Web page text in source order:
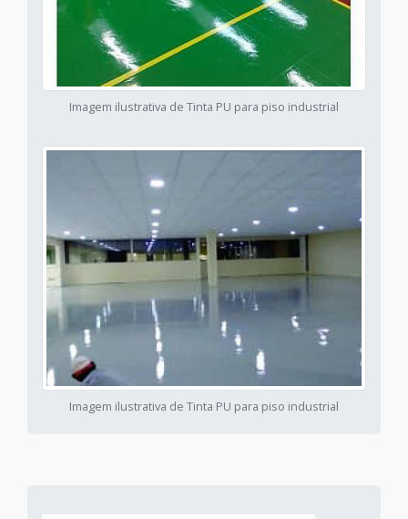
Imagem ilustrativa de Tinta PU para piso industrial
Imagem ilustrativa de Tinta PU para piso industrial